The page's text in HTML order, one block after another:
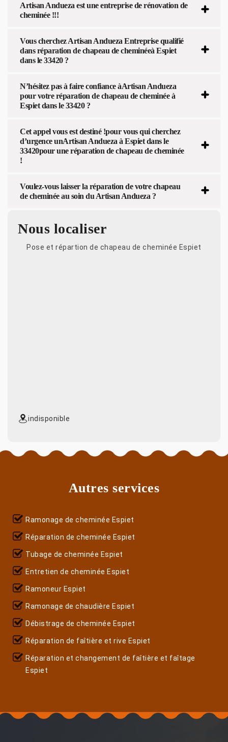
Artisan Andueza est une entreprise de rénovation de
cheminée !!!
Vous cherchez Artisan Andueza Entreprise qualifié
dans réparation de chapeau de cheminéeà Espiet
dans le 33420 ?
N’hésitez pas à faire confiance àArtisan Andueza
pour votre réparation de chapeau de cheminée à
Espiet dans le 33420 ?
Cet appel vous est destiné !pour vous qui cherchez
d’urgence unArtisan Andueza à Espiet dans le
33420pour une réparation de chapeau de cheminée
!
Voulez-vous laisser la réparation de votre chapeau
de cheminée au soin du Artisan Andueza ?
Nous localiser
Pose et répartion de chapeau de cheminée Espiet
indisponible
Autres services
Ramonage de cheminée Espiet
Réparation de cheminée Espiet
Tubage de cheminée Espiet
Entretien de cheminée Espiet
Ramoneur Espiet
Ramonage de chaudière Espiet
Débistrage de cheminée Espiet
Réparation de faîtière et rive Espiet
Réparation et changement de faîtière et faîtage
Espiet